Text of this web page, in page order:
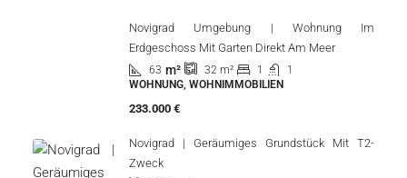
Novigrad Umgebung | Wohnung Im
Erdgeschoss Mit Garten Direkt Am Meer
63 m² 32 m² 1
1
WOHNUNG, WOHNIMMOBILIEN
233.000 €
Novigrad | Geräumiges Grundstück Mit T2-
Zweck